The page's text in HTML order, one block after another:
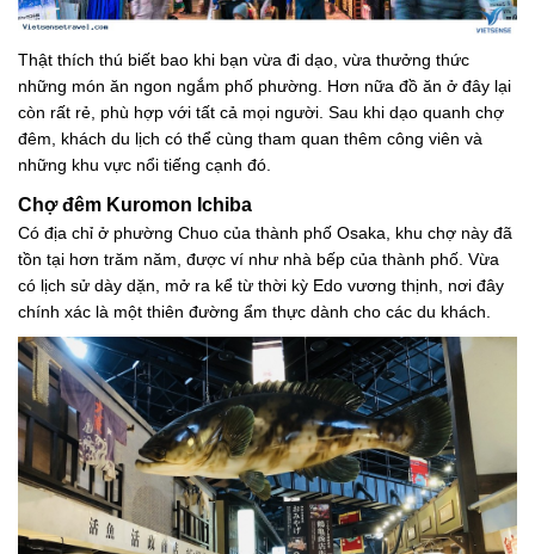
Thật thích thú biết bao khi bạn vừa đi dạo, vừa thưởng thức
những món ăn ngon ngắm phố phường. Hơn nữa đồ ăn ở đây lại
còn rất rẻ, phù hợp với tất cả mọi người. Sau khi dạo quanh chợ
đêm, khách du lịch có thể cùng tham quan thêm công viên và
những khu vực nổi tiếng cạnh đó.
Chợ đêm Kuromon Ichiba
Có địa chỉ ở phường Chuo của thành phố Osaka, khu chợ này đã
tồn tại hơn trăm năm, được ví như nhà bếp của thành phố. Vừa
có lịch sử dày dặn, mở ra kể từ thời kỳ Edo vương thịnh, nơi đây
chính xác là một thiên đường ẩm thực dành cho các du khách.